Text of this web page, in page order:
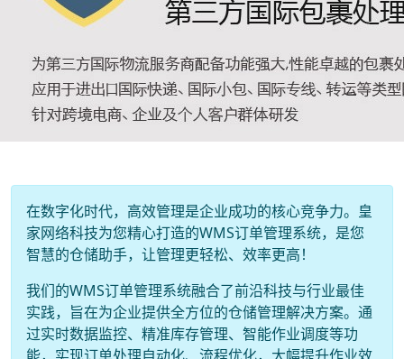
在数字化时代，高效管理是企业成功的核心竞争力。皇
家网络科技为您精心打造的WMS订单管理系统，是您
智慧的仓储助手，让管理更轻松、效率更高！
我们的WMS订单管理系统融合了前沿科技与行业最佳
实践，旨在为企业提供全方位的仓储管理解决方案。通
过实时数据监控、精准库存管理、智能作业调度等功